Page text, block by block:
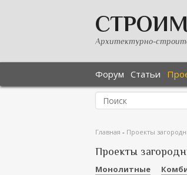
Архитектурно-
Форум Статьи
Главная - Проекты
Проекты
Монолитные